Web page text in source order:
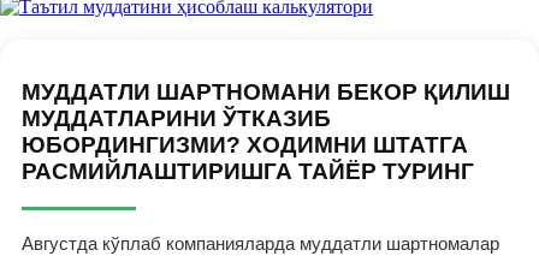
МУДДАТЛИ ШАРТНОМАНИ БЕКОР ҚИЛИШ
МУДДАТЛАРИНИ ЎТКАЗИБ
ЮБОРДИНГИЗМИ? ХОДИМНИ ШТАТГА
РАСМИЙЛАШТИРИШГА ТАЙЁР ТУРИНГ
Августда кўплаб компанияларда муддатли шартномалар